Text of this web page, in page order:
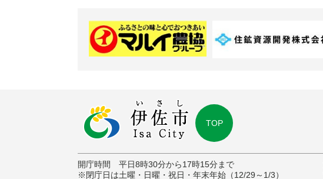
TOP
開庁時間 平日8時30分から17時15分まで
※閉庁日は土曜・日曜・祝日・年末年始（12/29～1/3）